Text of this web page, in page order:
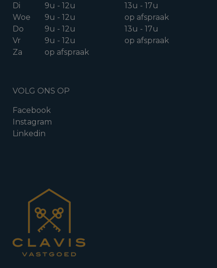
Di
9u - 12u
13u - 17u
Woe
9u - 12u
op afspraak
Do
9u - 12u
13u - 17u
Vr
9u - 12u
op afspraak
Za
op afspraak
VOLG ONS OP
Facebook
Instagram
Linkedin